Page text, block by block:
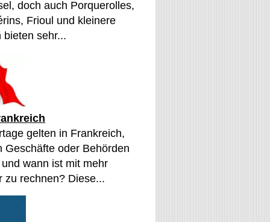
doch auch Porquerolles,
Frioul und kleinere
bieten sehr...
gelten in Frankreich,
Geschäfte oder Behörden
wann ist mit mehr
zu rechnen? Diese...